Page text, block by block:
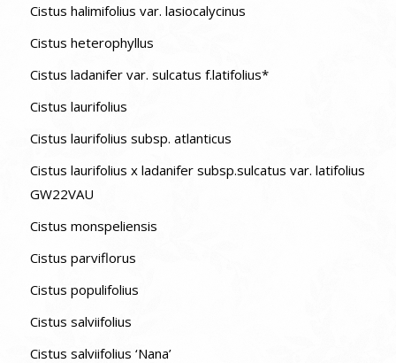
Cistus halimifolius var. lasiocalycinus
Cistus heterophyllus
Cistus ladanifer var. sulcatus f.latifolius*
Cistus laurifolius
Cistus laurifolius subsp. atlanticus
Cistus laurifolius x ladanifer subsp.sulcatus var. latifolius
GW22VAU
Cistus monspeliensis
Cistus parviflorus
Cistus populifolius
Cistus salviifolius
Cistus salviifolius ‘Nana’